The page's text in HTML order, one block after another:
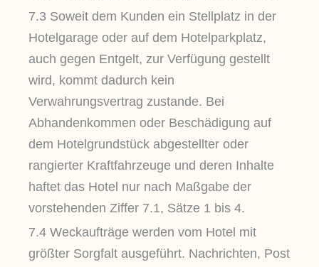
7.3 Soweit dem Kunden ein Stellplatz in der
Hotelgarage oder auf dem Hotelparkplatz,
auch gegen Entgelt, zur Verfügung gestellt
wird, kommt dadurch kein
Verwahrungsvertrag zustande. Bei
Abhandenkommen oder Beschädigung auf
dem Hotelgrundstück abgestellter oder
rangierter Kraftfahrzeuge und deren Inhalte
haftet das Hotel nur nach Maßgabe der
vorstehenden Ziffer 7.1, Sätze 1 bis 4.
7.4 Weckaufträge werden vom Hotel mit
größter Sorgfalt ausgeführt. Nachrichten, Post